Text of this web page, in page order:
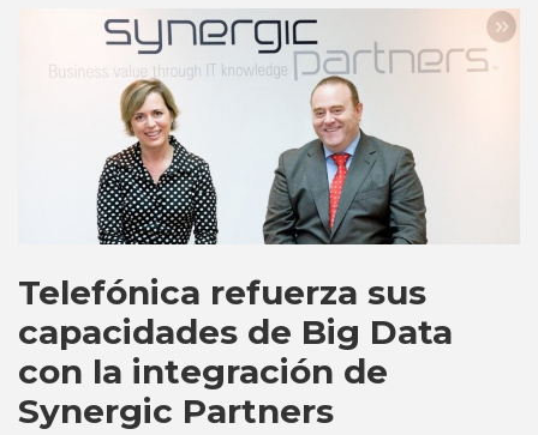
Telefónica refuerza sus
capacidades de Big Data
con la integración de
Synergic Partners